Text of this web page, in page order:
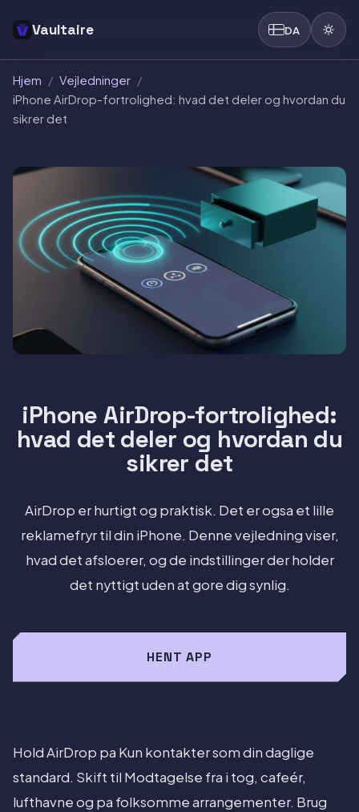
Vaultaire DA
Hjem / Vejledninger /
iPhone AirDrop-fortrolighed: hvad det deler og hvordan du
sikrer det
iPhone AirDrop-fortrolighed:
hvad det deler og hvordan du
sikrer det
AirDrop er hurtigt og praktisk. Det er ogsa et lille
reklamefryr til din iPhone. Denne vejledning viser,
hvad det afsloerer, og de indstillinger der holder
det nyttigt uden at gore dig synlig.
HENT APP
Hold AirDrop pa Kun kontakter som din daglige
standard. Skift til Modtagelse fra i tog, cafeér,
lufthavne og pa folksomme arrangementer. Brug